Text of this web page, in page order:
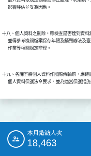
十八、個人資料之刪除，應檢查是否達到資料
並得參考機關檔案保存年限及銷毀辦法及
十九、各課室將個人資料作國際傳輸前，應確
::: 本月造訪人次
18,463